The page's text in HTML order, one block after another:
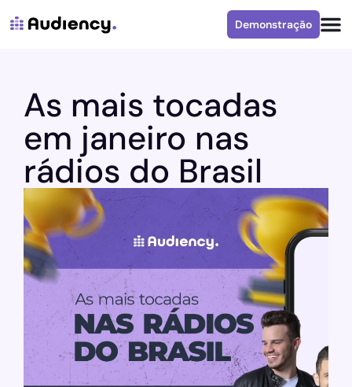
Demonstração
As mais tocadas
em janeiro nas
rádios do Brasil